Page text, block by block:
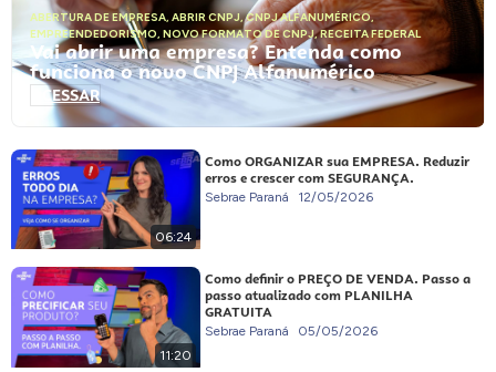
ABERTURA DE EMPRESA, ABRIR CNPJ,CNPJ ALFANUMÉRICO,
EMPREENDEDORISMO, NOVO FORMATO DE CNPJ,RECEITA FEDERAL
Vai abrir uma empresa? Entenda como
funciona o novo CNPJ Alfanumérico
ACESSAR
06:24
Como ORGANIZAR sua EMPRESA. Reduzir
erros e crescer com SEGURANÇA.
Sebrae Paraná 12/05/2026
11:20
Como definir o PREÇO DE VENDA. Passo a
passo atualizado com PLANILHA
GRATUITA
Sebrae Paraná 05/05/2026